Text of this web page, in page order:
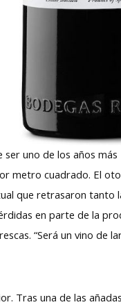
uno de los años más
metro cuadrado. El
que retrasaron tanto
en parte de la
“Será un vino de
Tras una de las